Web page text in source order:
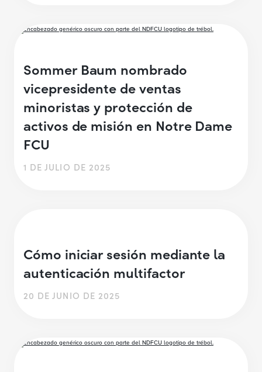
Sommer Baum nombrado
vicepresidente de ventas
minoristas y protección de
activos de misión en Notre Dame
FCU
1 DE JULIO DE 2025
Cómo iniciar sesión mediante la
autenticación multifactor
20 DE JUNIO DE 2025